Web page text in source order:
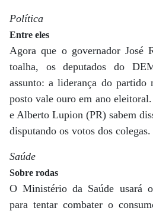
Política
Entre eles
Agora que o governador José
toalha, os deputados do
assunto: a liderança do partido
posto vale ouro em ano
e Alberto Lupion (PR) sabem
disputando os votos dos colegas.
Saúde
Sobre rodas
O Ministério da Saúde usará
para tentar combater o